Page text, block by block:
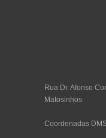
Rua Dr. Afonso
Matosinhos
Coordenadas